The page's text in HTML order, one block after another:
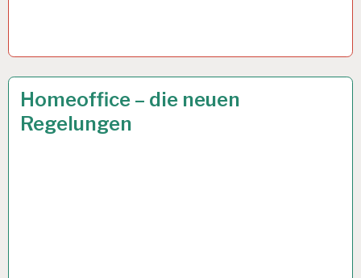
ARBEIT
UND
GESUNDHEIT…
Homeoffice – die neuen
Regelungen
6 APR. 2021